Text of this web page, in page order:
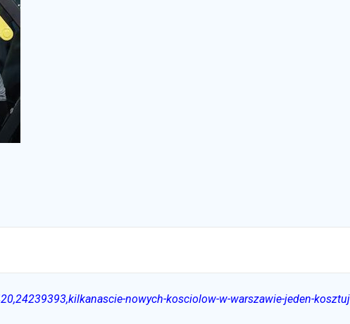
nowych-kosciolow-w-warszawie-jeden-